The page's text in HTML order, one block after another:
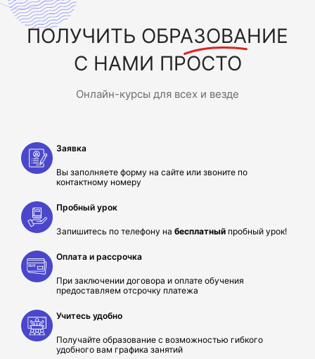
ПОЛУЧИТЬ ОБРАЗОВАНИЕ
С НАМИ ПРОСТО
Онлайн-курсы для всех и везде
Заявка
Вы заполняете форму на сайте или звоните по
контактному номеру
Пробный урок
Запишитесь по телефону на бесплатный пробный урок!
Оплата и рассрочка
При заключении договора и оплате обучения
предоставляем отсрочку платежа
Учитесь удобно
Получайте образование с возможностью гибкого
удобного вам графика занятий